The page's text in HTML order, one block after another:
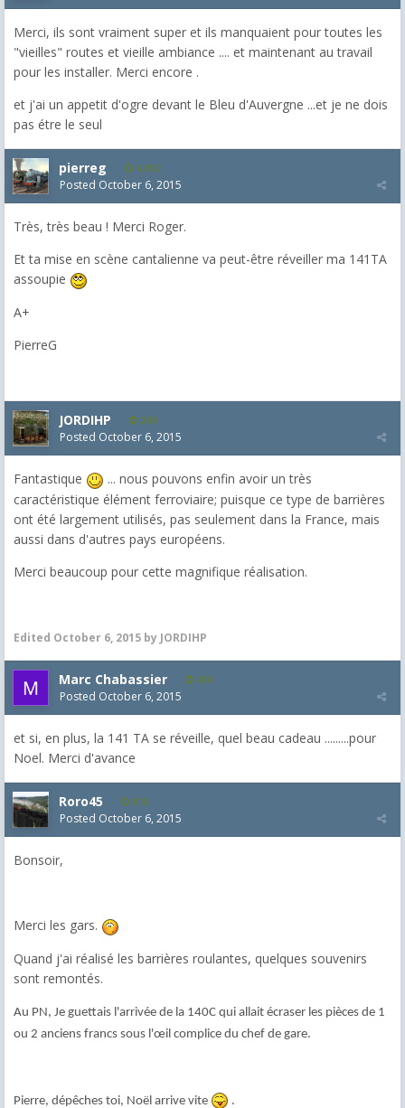
Merci, ils sont vraiment super et ils manquaient pour toutes les
"vieilles" routes et vieille ambiance .... et maintenant au travail
pour les installer. Merci encore .
et j'ai un appetit d'ogre devant le Bleu d'Auvergne ...et je ne dois
pas étre le seul
pierreg 4,012
Posted October 6, 2015
Très, très beau ! Merci Roger.
Et ta mise en scène cantalienne va peut-être réveiller ma 141TA
assoupie
A+
PierreG
JORDIHP 204
Posted October 6, 2015
Fantastique
... nous pouvons enfin avoir un très
caractéristique élément ferroviaire; puisque ce type de barrières
ont été largement utilisés, pas seulement dans la France, mais
aussi dans d'autres pays européens.
Merci beaucoup pour cette magnifique réalisation.
Edited October 6, 2015 by JORDIHP
Marc Chabassier 430
Posted October 6, 2015
et si, en plus, la 141 TA se réveille, quel beau cadeau .........pour
Noel. Merci d'avance
Roro45 818
Posted October 6, 2015
Bonsoir,
Merci les gars.
Quand j'ai réalisé les barrières roulantes, quelques souvenirs
sont remontés.
Au PN, Je guettais l'arrivée de la 140C qui allait écraser les pièces de 1
ou 2 anciens francs sous l'œil complice du chef de gare.
Pierre, dépêches toi, Noël arrive vite .